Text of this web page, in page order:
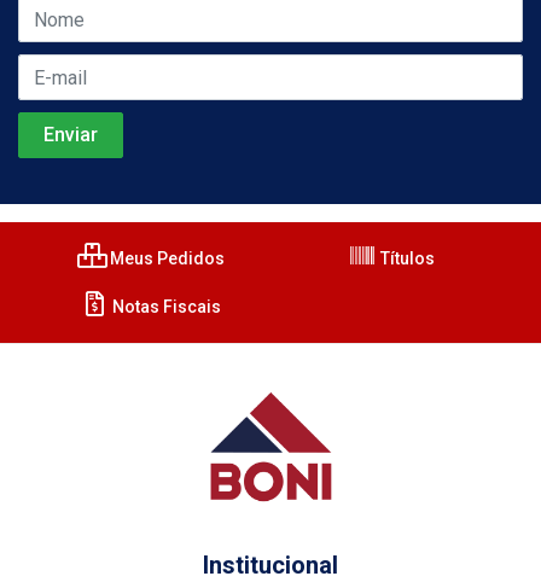
Meus Pedidos Títulos
Notas Fiscais
Institucional